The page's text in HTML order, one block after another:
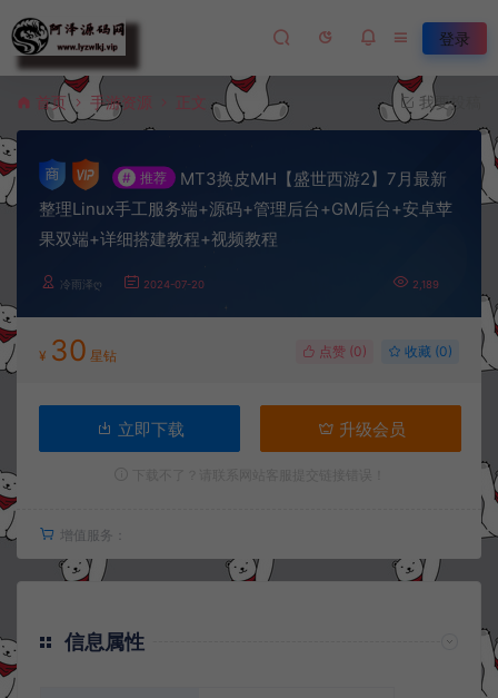
登录
首页 手游资源 正文 我要投稿
# 推荐
MT3换皮MH【盛世西游2】7月最新
整理Linux手工服务端+源码+管理后台+GM后台+安卓苹
果双端+详细搭建教程+视频教程
冷雨泽ღ 2024-07-20 2,189
¥ 30 星钻 点赞 (0) 收藏 (0)
立即下载 升级会员
增值服务：
信息属性